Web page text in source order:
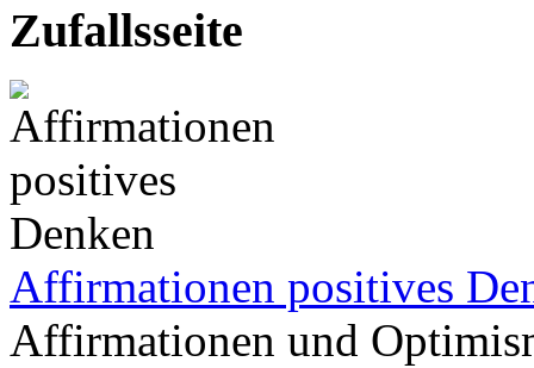
Zufallsseite
Affirmationen positives
Affirmationen und